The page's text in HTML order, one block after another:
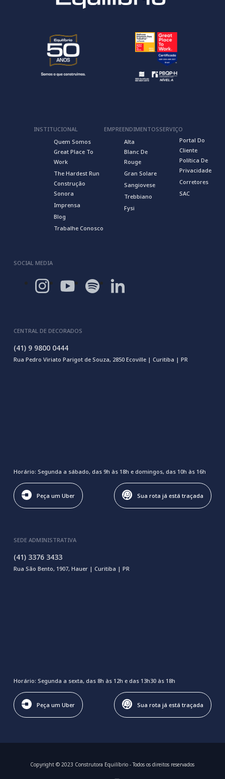
INSTITUCIONAL
Quem Somos
Great Place To
Work
The Hardest Run
Construção
Sonora
Imprensa
Blog
Trabalhe Conosco
EMPREENDIMENTOS
Alta
Blanc De
Rouge
Gran Solare
Sangiovese
Trebbiano
Fysi
SERVIÇO
Portal Do
Cliente
Política De
Privacidade
Corretores
SAC
SOCIAL MEDIA
CENTRAL DE DECORADOS
(41) 9 9800 0444
Rua Pedro Viriato Parigot de Souza, 2850 Ecoville | Curitiba | PR
Horário: Segunda a sábado, das 9h às 18h e domingos, das 10h às 16h
Peça um Uber Sua rota já está traçada
SEDE ADMINISTRATIVA
(41) 3376 3433
Rua São Bento, 1907, Hauer | Curitiba | PR
Horário: Segunda a sexta, das 8h às 12h e das 13h30 às 18h
Peça um Uber Sua rota já está traçada
Copyright © 2023 Construtora Equilíbrio - Todos os direitos reservados